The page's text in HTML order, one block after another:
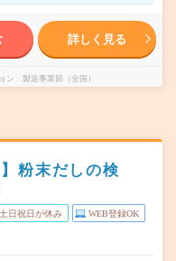
詳しく見る
ン 製造事業部（全国）
粉末だしの検
土日祝日が休み WEB登録OK